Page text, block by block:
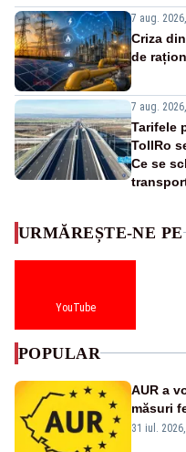
7 aug.
Criza
de
7 aug.
Tarifele
TollRo
Ce se
URMĂREȘTE-NE PE
YouTube
POPULAR
AUR a
măsuri
31 iul.